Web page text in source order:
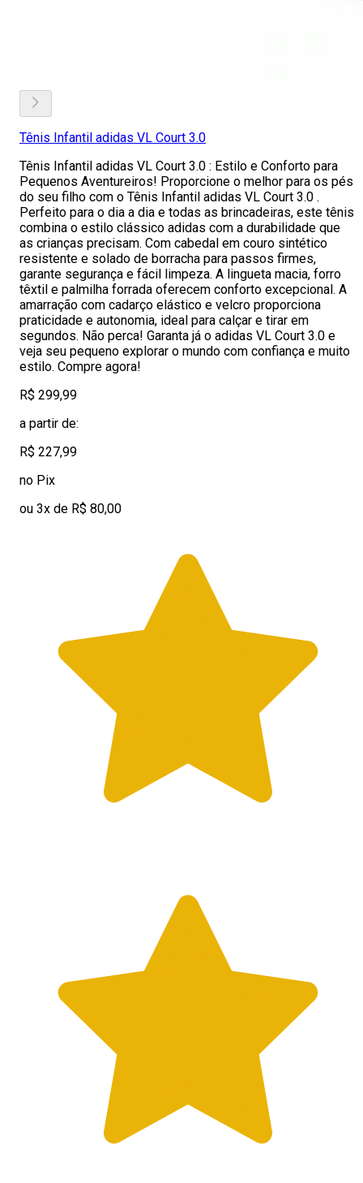
Tênis Infantil adidas VL Court 3.0
Tênis Infantil adidas VL Court 3.0 : Estilo e Conforto para
Pequenos Aventureiros! Proporcione o melhor para os pés
do seu filho com o Tênis Infantil adidas VL Court 3.0 .
Perfeito para o dia a dia e todas as brincadeiras, este tênis
combina o estilo clássico adidas com a durabilidade que
as crianças precisam. Com cabedal em couro sintético
resistente e solado de borracha para passos firmes,
garante segurança e fácil limpeza. A lingueta macia, forro
têxtil e palmilha forrada oferecem conforto excepcional. A
amarração com cadarço elástico e velcro proporciona
praticidade e autonomia, ideal para calçar e tirar em
segundos. Não perca! Garanta já o adidas VL Court 3.0 e
veja seu pequeno explorar o mundo com confiança e muito
estilo. Compre agora!
R$ 299,99
a partir de:
R$ 227,99
no Pix
ou 3x de R$ 80,00